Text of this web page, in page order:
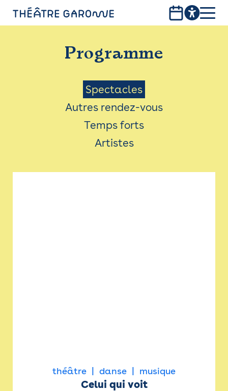
PROGRAMME
INFOS PRATIQUES
AVEC LES PUBLICS
ACCESSIBILITÉ
LES PRODUCTIONS
Programme
Menu
Saison
Spectacles
Autres rendez-vous
Temps forts
Artistes
théâtre danse musique
Celui qui voit